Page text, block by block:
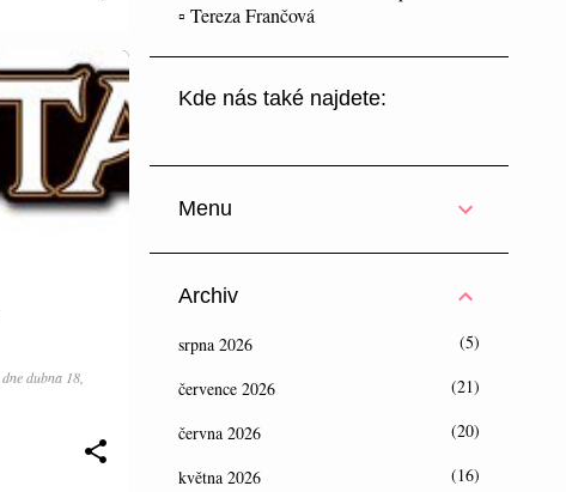
dnedubna 18,
▫ Tereza Frančová
Kde nás také najdete:
Menu
Archiv
srpna 2026 5
července 2026 21
června 2026 20
května 2026 16